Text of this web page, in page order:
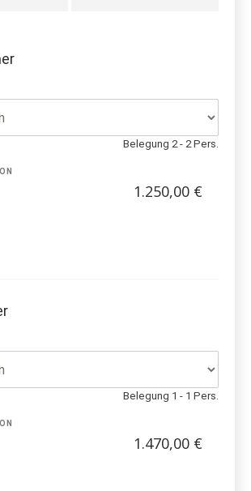
Belegung 2 - 2 Pers.
1.250,00 €
Belegung 1 - 1 Pers.
1.470,00 €